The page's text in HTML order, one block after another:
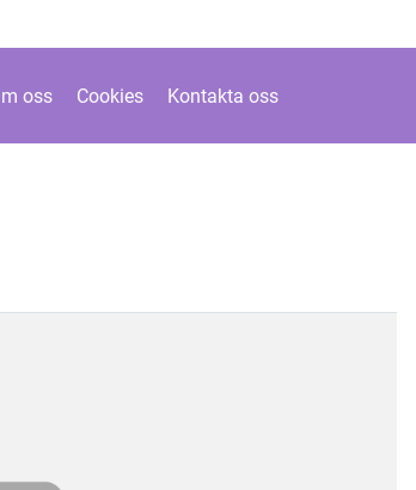
oss Cookies Kontakta oss